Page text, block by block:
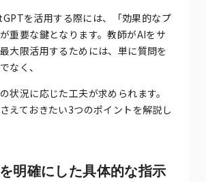
を活用する際には、「効果的なプ
重要な鍵となります。教師がAIをサ
大限活用するためには、単に質問を
なく、
状況に応じた工夫が求められます。
えておきたい3つのポイントを解説し
明確にした具体的な指示